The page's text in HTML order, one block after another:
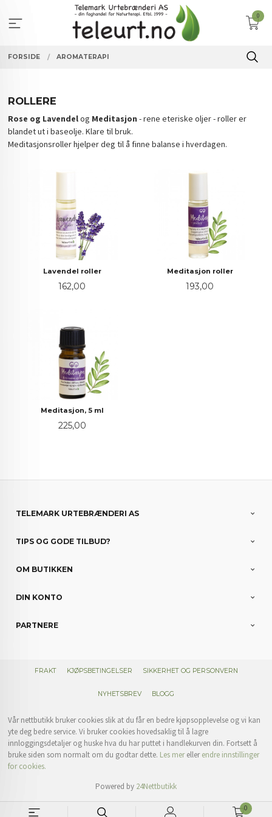
innholdet
0
0
FORSIDE AROMATERAPI
ROLLERE
Rose og Lavendelog Meditasjon - rene eteriske oljer - roller er
blandet ut i baseolje. Klare til bruk.
Meditasjonsroller hjelper deg til å finne balanse i hverdagen.
Lavendel roller
Pris
162,00
Meditasjon roller
Pris
193,00
Meditasjon, 5 ml
Pris
225,00
TELEMARK URTEBRÆNDERI AS
TIPS OG GODE TILBUD?
OM BUTIKKEN
DIN KONTO
PARTNERE
FRAKT KJØPSBETINGELSER SIKKERHET OG PERSONVERN
NYHETSBREV BLOGG
Vår nettbutikk bruker cookies slik at du får en bedre kjøpsopplevelse og vi kan
yte deg bedre service. Vi bruker cookies hovedsaklig til å lagre
innloggingsdetaljer og huske hva du har puttet i handlekurven din. Fortsett å
bruke siden som normalt om du godtar dette. Les merellerendre innstillinger
for cookies.
Powered by 24Nettbutikk